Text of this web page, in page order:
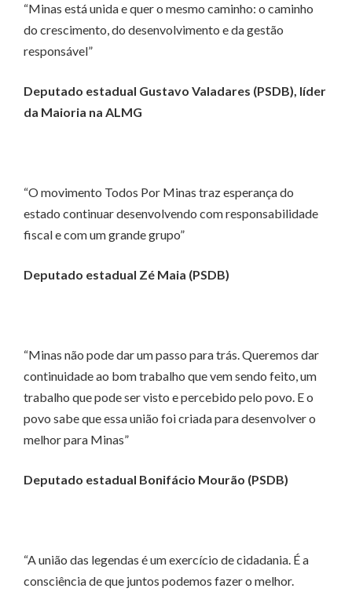
“Minas está unida e quer o mesmo caminho: o caminho
do crescimento, do desenvolvimento e da gestão
responsável”
Deputado estadual Gustavo Valadares (PSDB), líder
da Maioria na ALMG
“O movimento Todos Por Minas traz esperança do
estado continuar desenvolvendo com responsabilidade
fiscal e com um grande grupo”
Deputado estadual Zé Maia (PSDB)
“Minas não pode dar um passo para trás. Queremos dar
continuidade ao bom trabalho que vem sendo feito, um
trabalho que pode ser visto e percebido pelo povo. E o
povo sabe que essa união foi criada para desenvolver o
melhor para Minas”
Deputado estadual Bonifácio Mourão (PSDB)
“A união das legendas é um exercício de cidadania. É a
consciência de que juntos podemos fazer o melhor.